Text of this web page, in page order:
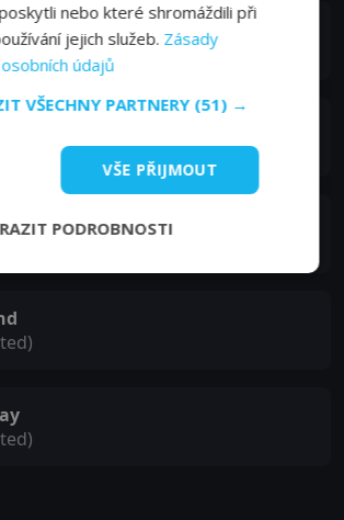
(uncredited)
Friend (uncredited)
nebo které shromáždili při
jejich služeb. Zásady
údajů
VŠECHNY PARTNERY (51) →
VŠE PŘIJMOUT
PODROBNOSTI